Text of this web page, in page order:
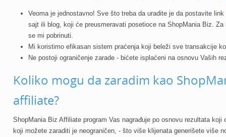
Veoma je jednostavno! Sve što treba da uradite je da postavite link
sajt ili blog , koji će preusmeravati posetioce na ShopMania Biz.
se mi pobrinuti.
Mi koristimo efikasan sistem praćenja koji beleži sve transakcije
Ne postoji ograničenje zarade - bićete isplaćeni na osnovu Vaših
Koliko mogu da zaradim kao
affiliate?
ShopMania Biz Affiliate program Vas nagrađuje po osnovu rezultata koji
koji možete zaraditi je neograničen , - što više klijenata generišete više